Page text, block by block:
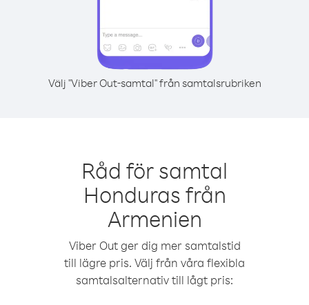
Välj "Viber Out-samtal" från samtalsrubriken
Råd för samtal
Honduras från
Armenien
Viber Out ger dig mer samtalstid
till lägre pris. Välj från våra flexibla
samtalsalternativ till lågt pris: